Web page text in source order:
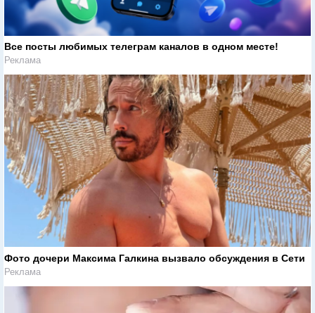
Все посты любимых телеграм каналов в одном месте!
Реклама
Фото дочери Максима Галкина вызвало обсуждения в Сети
Реклама